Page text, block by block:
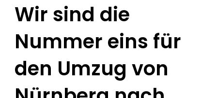
Wir sind die
Nummer eins für
den Umzug von